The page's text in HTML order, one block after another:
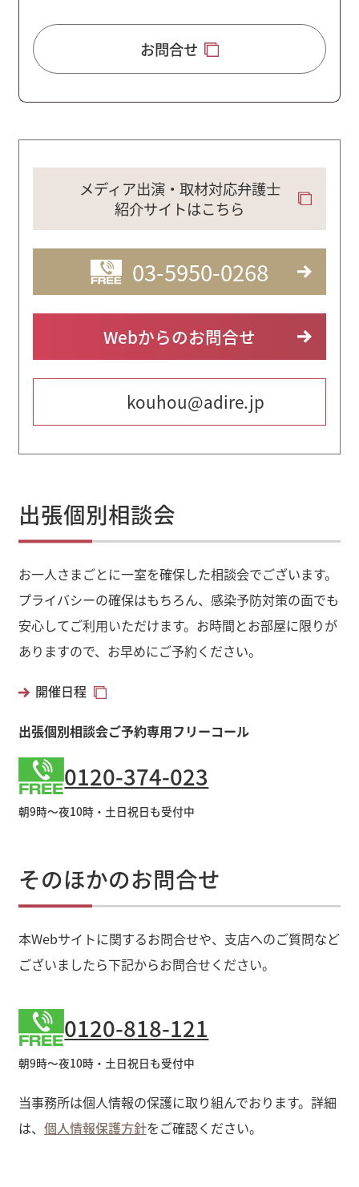
お問合せ
メディア出演・取材対応弁護士
紹介サイトはこちら
03-5950-0268
Webからのお問合せ
kouhou@adire.jp
出張個別相談会
お一人さまごとに一室を確保した相談会でございます。
プライバシーの確保はもちろん、感染予防対策の面でも
安心してご利用いただけます。お時間とお部屋に限りが
ありますので、お早めにご予約ください。
開催日程
出張個別相談会ご予約専用フリーコール
0120-374-023
朝9時～夜10時・土日祝日も受付中
そのほかのお問合せ
本Webサイトに関するお問合せや、支店へのご質問など
ございましたら下記からお問合せください。
0120-818-121
朝9時～夜10時・土日祝日も受付中
当事務所は個人情報の保護に取り組んでおります。詳細
は、 個人情報保護方針をご確認ください。